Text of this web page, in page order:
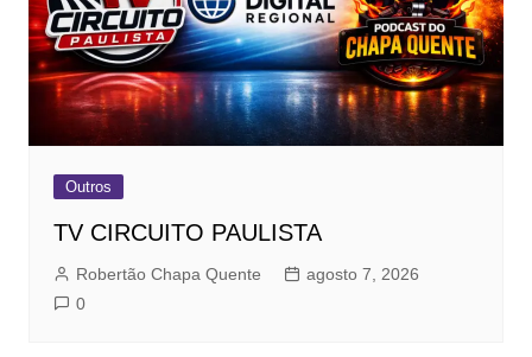
Outros
TV CIRCUITO PAULISTA
Robertão Chapa Quente
agosto 7, 2026
0